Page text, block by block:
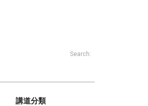
Search:
講道分類